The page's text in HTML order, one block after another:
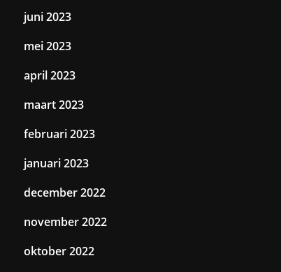
juni 2023
mei 2023
april 2023
maart 2023
februari 2023
januari 2023
december 2022
november 2022
oktober 2022